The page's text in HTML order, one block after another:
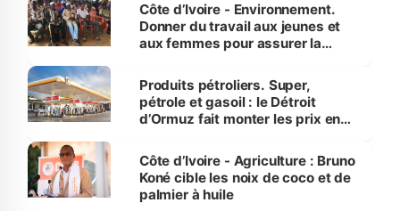
Côte d’Ivoire - Environnement.
Donner du travail aux jeunes et
aux femmes pour assurer la
menacées
Produits pétroliers. Super,
pétrole et gasoil : le Détroit
d’Ormuz fait monter les prix en
Côte d’Ivoire - Agriculture : Bruno
Koné cible les noix de coco et de
palmier à huile